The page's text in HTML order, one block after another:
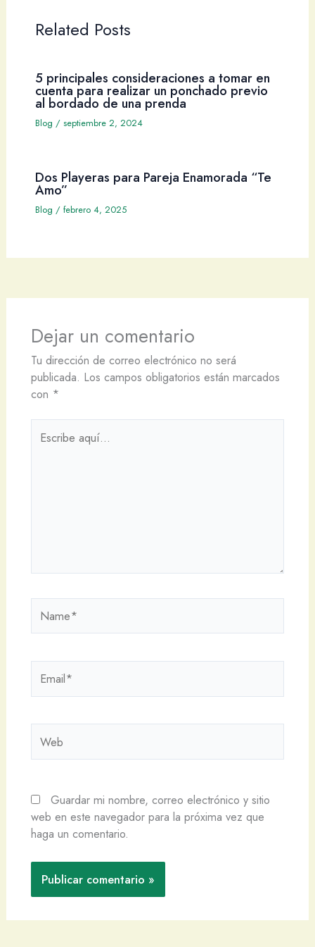
Related Posts
5 principales consideraciones a tomar en
cuenta para realizar un ponchado previo
al bordado de una prenda
Blog / septiembre 2, 2024
Dos Playeras para Pareja Enamorada “Te
Amo”
Blog / febrero 4, 2025
Dejar un comentario
Tu dirección de correo electrónico no será
publicada. Los campos obligatorios están marcados
con *
aquí...
Guardar mi nombre, correo electrónico y sitio
web en este navegador para la próxima vez que
haga un comentario.